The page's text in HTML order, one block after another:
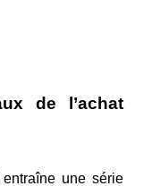
de l’achat
une série